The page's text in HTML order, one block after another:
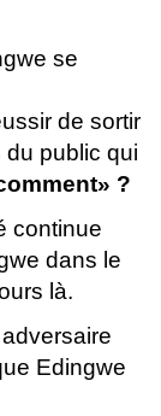
se
de sortir
public qui
?
continue
dans le
là.
Edingwe